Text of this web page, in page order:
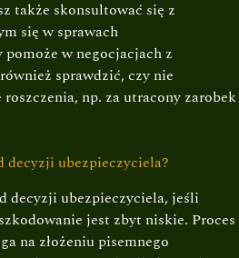
także skonsultować się z
się w sprawach
w negocjacjach z
sprawdzić, czy nie
np. za utracony zarobek
decyzji ubezpieczyciela?
decyzji ubezpieczyciela, jeśli
jest zbyt niskie. Proces
na złożeniu pisemnego